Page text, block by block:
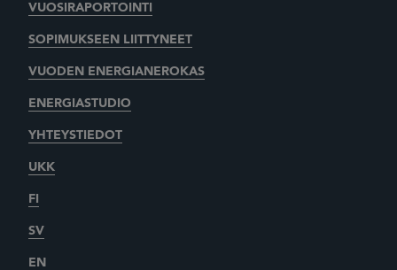
VUOSIRAPORTOINTI
SOPIMUKSEEN LIITTYNEET
VUODEN ENERGIANEROKAS
ENERGIASTUDIO
YHTEYSTIEDOT
UKK
FI
SV
EN